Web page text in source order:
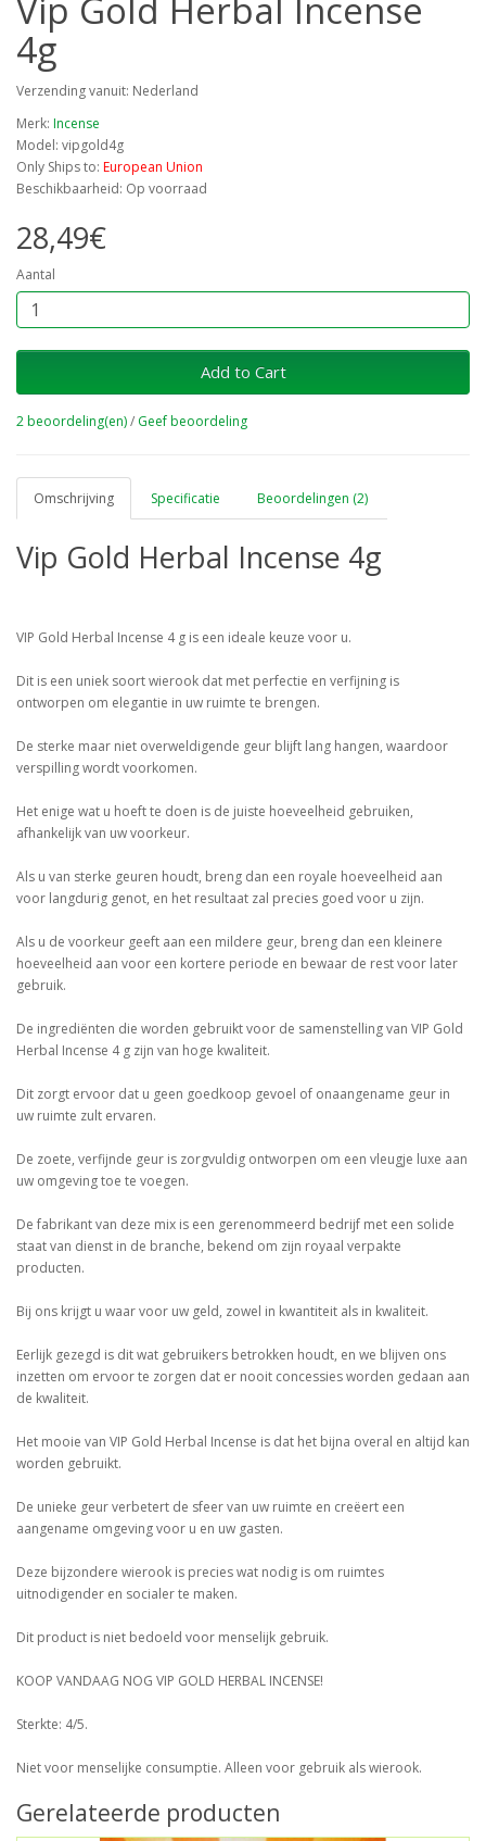
Vip Gold Herbal Incense
4g
Verzending vanuit: Nederland
Merk: Incense
Model: vipgold4g
Only Ships to: European Union
Beschikbaarheid: Op voorraad
28,49€
Aantal
Add to Cart
2 beoordeling(en)/ Geef beoordeling
Omschrijving Specificatie Beoordelingen (2)
Vip Gold Herbal Incense 4g
VIP Gold Herbal Incense 4 g is een ideale keuze voor u.
Dit is een uniek soort wierook dat met perfectie en verfijning is
ontworpen om elegantie in uw ruimte te brengen.
De sterke maar niet overweldigende geur blijft lang hangen, waardoor
verspilling wordt voorkomen.
Het enige wat u hoeft te doen is de juiste hoeveelheid gebruiken,
afhankelijk van uw voorkeur.
Als u van sterke geuren houdt, breng dan een royale hoeveelheid aan
voor langdurig genot, en het resultaat zal precies goed voor u zijn.
Als u de voorkeur geeft aan een mildere geur, breng dan een kleinere
hoeveelheid aan voor een kortere periode en bewaar de rest voor later
gebruik.
De ingrediënten die worden gebruikt voor de samenstelling van VIP Gold
Herbal Incense 4 g zijn van hoge kwaliteit.
Dit zorgt ervoor dat u geen goedkoop gevoel of onaangename geur in
uw ruimte zult ervaren.
De zoete, verfijnde geur is zorgvuldig ontworpen om een vleugje luxe aan
uw omgeving toe te voegen.
De fabrikant van deze mix is een gerenommeerd bedrijf met een solide
staat van dienst in de branche, bekend om zijn royaal verpakte
producten.
Bij ons krijgt u waar voor uw geld, zowel in kwantiteit als in kwaliteit.
Eerlijk gezegd is dit wat gebruikers betrokken houdt, en we blijven ons
inzetten om ervoor te zorgen dat er nooit concessies worden gedaan aan
de kwaliteit.
Het mooie van VIP Gold Herbal Incense is dat het bijna overal en altijd kan
worden gebruikt.
De unieke geur verbetert de sfeer van uw ruimte en creëert een
aangename omgeving voor u en uw gasten.
Deze bijzondere wierook is precies wat nodig is om ruimtes
uitnodigender en socialer te maken.
Dit product is niet bedoeld voor menselijk gebruik.
KOOP VANDAAG NOG VIP GOLD HERBAL INCENSE!
Sterkte: 4/5.
Niet voor menselijke consumptie. Alleen voor gebruik als wierook.
Gerelateerde producten